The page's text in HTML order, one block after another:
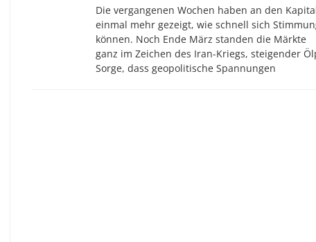
Die vergangenen Wochen haben an den
einmal mehr gezeigt, wie schnell sich
können. Noch Ende März standen die Märkte
ganz im Zeichen des Iran-Kriegs, steigender
Sorge, dass geopolitische Spannungen